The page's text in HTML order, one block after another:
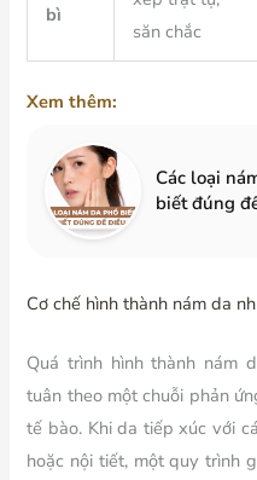
bì
săn chắc
Xem thêm:
Các loại
biết đúng
Cơ chế hình thành nám da
Quá trình hình thành nám
tuân theo một chuỗi phản
tế bào. Khi da tiếp xúc với
hoặc nội tiết, một quy trình